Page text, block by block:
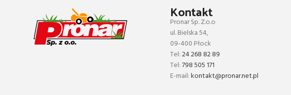
Kontakt
Pronar Sp. Z.o.o
ul. Bielska 54,
09-400 Płock
Tel:24 268 82 89
Tel:798 505 171
E-mail:kontakt@pronar.net.pl